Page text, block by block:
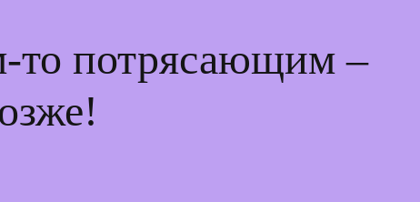
то потрясающим –